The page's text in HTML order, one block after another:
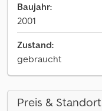
Baujahr:
2001
Zustand:
gebraucht
Preis & Standort